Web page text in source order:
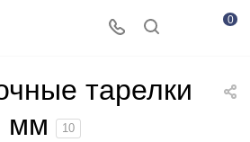
0
тарелки
мм
10